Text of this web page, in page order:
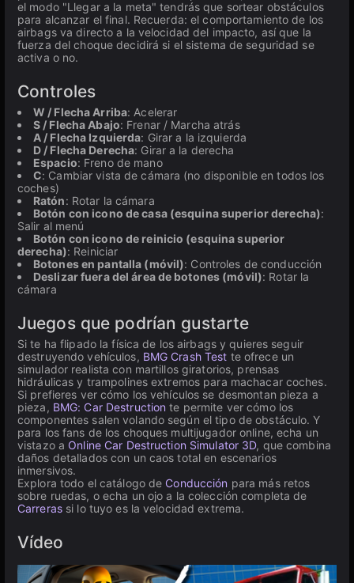
el modo "Llegar a la meta" tendrás que sortear obstáculos
para alcanzar el final. Recuerda: el comportamiento de los
airbags va directo a la velocidad del impacto, así que la
fuerza del choque decidirá si el sistema de seguridad se
activa o no.
Controles
W / Flecha Arriba: Acelerar
S / Flecha Abajo: Frenar / Marcha atrás
A / Flecha Izquierda: Girar a la izquierda
D / Flecha Derecha: Girar a la derecha
Espacio: Freno de mano
C: Cambiar vista de cámara (no disponible en todos los
coches)
Ratón: Rotar la cámara
Botón con icono de casa (esquina superior derecha):
Salir al menú
Botón con icono de reinicio (esquina superior
derecha): Reiniciar
Botones en pantalla (móvil): Controles de conducción
Deslizar fuera del área de botones (móvil): Rotar la
cámara
Juegos que podrían gustarte
Si te ha flipado la física de los airbags y quieres seguir
destruyendo vehículos, BMG Crash Test te ofrece un
simulador realista con martillos giratorios, prensas
hidráulicas y trampolines extremos para machacar coches.
Si prefieres ver cómo los vehículos se desmontan pieza a
pieza, BMG: Car Destruction te permite ver cómo los
componentes salen volando según el tipo de obstáculo. Y
para los fans de los choques multijugador online, echa un
vistazo a Online Car Destruction Simulator 3D, que combina
daños detallados con un caos total en escenarios
inmersivos.
Explora todo el catálogo de Conducción para más retos
sobre ruedas, o echa un ojo a la colección completa de
Carrerassi lo tuyo es la velocidad extrema.
Vídeo